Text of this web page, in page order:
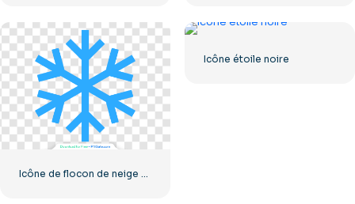
Icône de flocon de neige bleu
Icône étoile noire